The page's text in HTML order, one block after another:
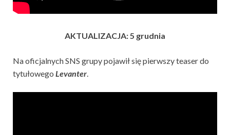
AKTUALIZACJA: 5 grudnia
Na oficjalnych SNS grupy pojawił się pierwszy teaser do
tytułowego Levanter.